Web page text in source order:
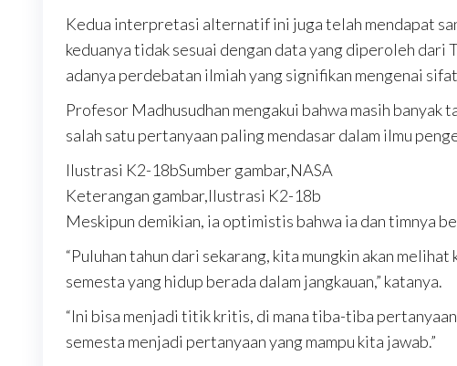
Kedua interpretasi alternatif ini juga telah mendapat
keduanya tidak sesuai dengan data yang diperoleh dari
adanya perdebatan ilmiah yang signifikan mengenai
Profesor Madhusudhan mengakui bahwa masih
salah satu pertanyaan paling mendasar dalam ilmu
Ilustrasi K2-18bSumber gambar,NASA
Keterangan gambar,Ilustrasi K2-18b
Meskipun demikian, ia optimistis bahwa ia dan timnya
“Puluhan tahun dari sekarang, kita mungkin akan
semesta yang hidup berada dalam jangkauan,” katanya.
“Ini bisa menjadi titik kritis, di mana tiba-tiba
semesta menjadi pertanyaan yang mampu kita jawab.”